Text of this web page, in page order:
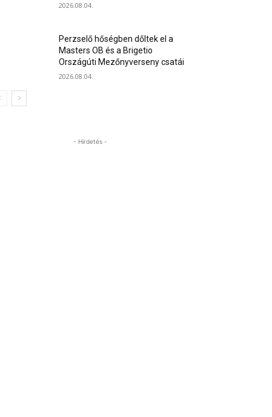
2026.08.04.
Perzselő hőségben dőltek el a
Masters OB és a Brigetio
Országúti Mezőnyverseny csatái
2026.08.04.
- Hirdetés -